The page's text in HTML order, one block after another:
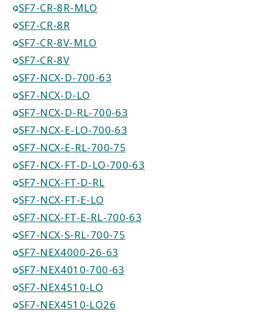
SF7-CR-8R-MLO
SF7-CR-8R
SF7-CR-8V-MLO
SF7-CR-8V
SF7-NCX-D-700-63
SF7-NCX-D-LO
SF7-NCX-D-RL-700-63
SF7-NCX-E-LO-700-63
SF7-NCX-E-RL-700-75
SF7-NCX-FT-D-LO-700-63
SF7-NCX-FT-D-RL
SF7-NCX-FT-E-LO
SF7-NCX-FT-E-RL-700-63
SF7-NCX-S-RL-700-75
SF7-NEX4000-26-63
SF7-NEX4010-700-63
SF7-NEX4510-LO
SF7-NEX4510-LO26